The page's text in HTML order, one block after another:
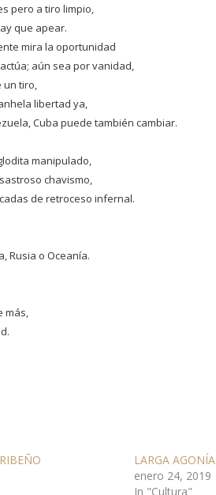
pero a tiro limpio,
que apear.
mira la oportunidad
aún sea por vanidad,
un tiro,
libertad ya,
Cuba puede también cambiar.
manipulado,
chavismo,
de retroceso infernal.
Rusia o Oceanía.
más,
LARGA AGONÍA
enero 24, 2019
In "Cultura"